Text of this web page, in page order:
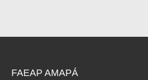
FAEAP AMAPÁ